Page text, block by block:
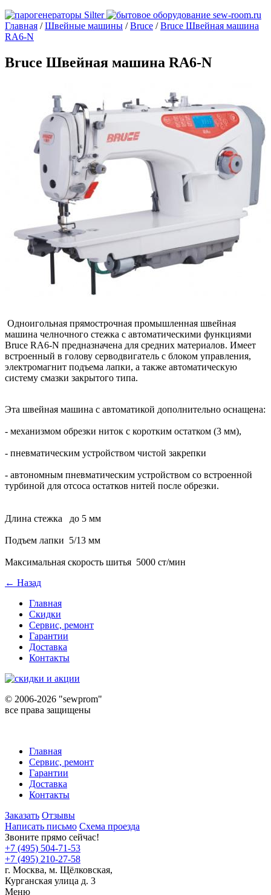
Главная /Швейные машины /Bruce /Bruce Швейная машина
RA6-N
Bruce Швейная машина RA6-N
Одноигольная прямострочная промышленная швейная
машина челночного стежка с автоматическими функциями
Bruce RA6-N предназначена для средних материалов. Имеет
встроенный в голову серводвигатель с блоком управления,
электромагнит подъема лапки, а также автоматическую
систему смазки закрытого типа.
Эта швейная машина с автоматикой дополнительно оснащена:
- механизмом обрезки ниток с коротким остатком (3 мм),
- пневматическим устройством чистой закрепки
- автономным пневматическим устройством со встроенной
турбиной для отсоса остатков нитей после обрезки.
Длина стежка до 5 мм
Подъем лапки 5/13 мм
Максимальная скорость шитья 5000 ст/мин
← Назад
Главная
Скидки
Сервис, ремонт
Гарантии
Доставка
Контакты
© 2006-2026 "sewprom"
все права защищены
Главная
Сервис, ремонт
Гарантии
Доставка
Контакты
Заказать Отзывы
Написать письмо Схема проезда
Звоните прямо сейчас!
+7 (495) 504-71-53
+7 (495) 210-27-58
г. Москва, м. Щёлковская,
Курганская улица д. 3
Меню